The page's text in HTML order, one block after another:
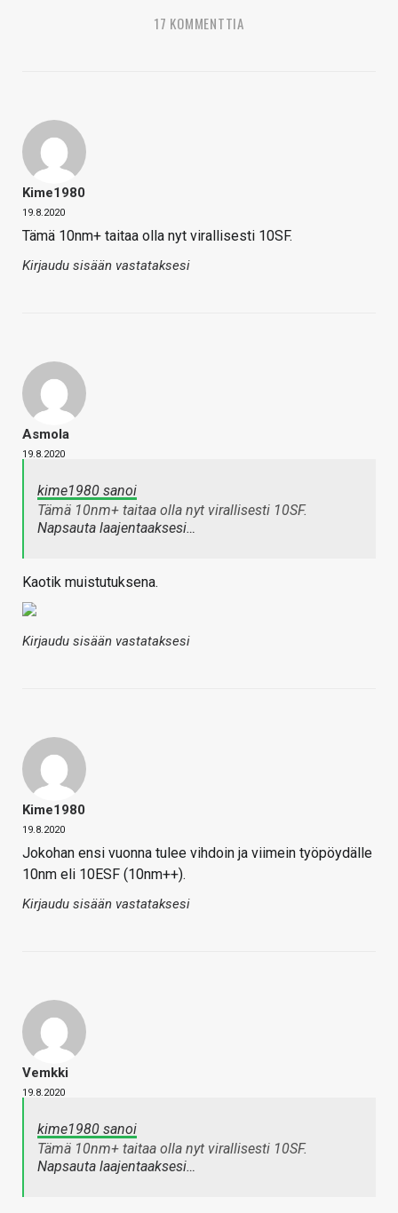
17 KOMMENTTIA
Kime1980
19.8.2020
Tämä 10nm+ taitaa olla nyt virallisesti 10SF.
Kirjaudu sisään vastataksesi
Asmola
19.8.2020
kime1980 sanoi
Tämä 10nm+ taitaa olla nyt virallisesti 10SF.
Napsauta laajentaaksesi…
Kaotik muistutuksena.
Kirjaudu sisään vastataksesi
Kime1980
19.8.2020
Jokohan ensi vuonna tulee vihdoin ja viimein työpöydälle
10nm eli 10ESF (10nm++).
Kirjaudu sisään vastataksesi
Vemkki
19.8.2020
kime1980 sanoi
Tämä 10nm+ taitaa olla nyt virallisesti 10SF.
Napsauta laajentaaksesi…